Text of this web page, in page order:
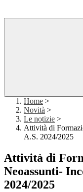
Home >
Novità >
Le notizie >
Attività di
A.S. 2024/2025
Attività di
Neoassunti-
2024/2025